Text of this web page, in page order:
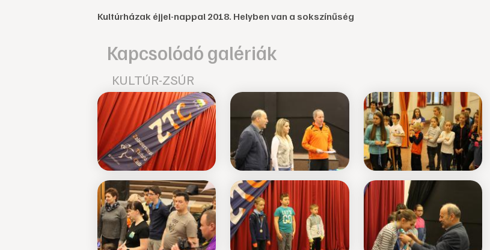
Kultúrházak éjjel-nappal 2018. Helyben van a sokszínűség
Kapcsolódó galériák
KULTÚR-ZSÚR